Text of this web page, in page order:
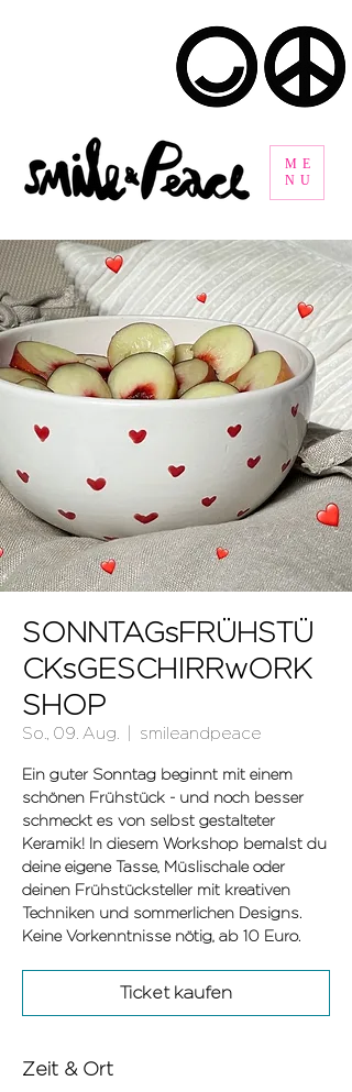
ME
NU
SONNTAGsFRÜHSTÜ
CKsGESCHIRRwORK
SHOP
So., 09. Aug. smileandpeace
Ein guter Sonntag beginnt mit einem
schönen Frühstück - und noch besser
schmeckt es von selbst gestalteter
Keramik! In diesem Workshop bemalst du
deine eigene Tasse, Müslischale oder
deinen Frühstücksteller mit kreativen
Techniken und sommerlichen Designs.
Keine Vorkenntnisse nötig, ab 10 Euro.
Ticket kaufen
Zeit & Ort